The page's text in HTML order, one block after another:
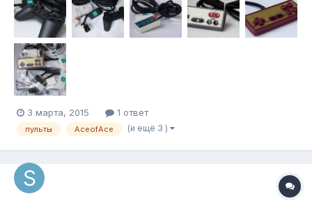
89064249124 Владислав (есть Facetime, Whatsapp )...
3 марта, 2015 1 ответ
пульты AceofAce (и ещё 3 )